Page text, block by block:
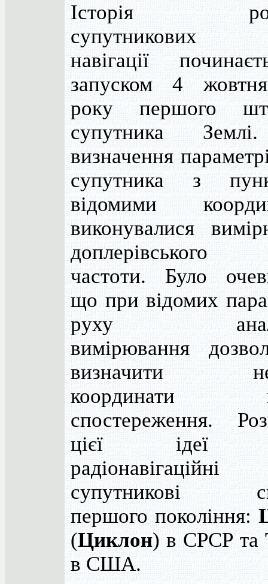
Історія
супутникових
навігації
запуском 4
року першого
супутника
визначення
супутника з
відомими
виконувалися
доплерівського
частоти. Було
що при відомих
руху
вимірювання
визначити
координати
спостереження.
цієї ідеї
радіонавігаційні
супутникові
першого покоління:
(Циклон) в СРСР та
в США.